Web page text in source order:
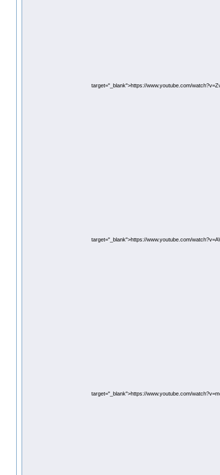
target="_blank">https://www.youtube.com/
target="_blank">https://www.youtube.com/
target="_blank">https://www.youtube.com/